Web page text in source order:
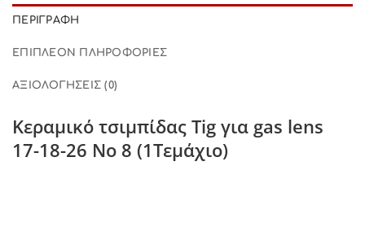
ΠΕΡΙΓΡΑΦΉ
ΕΠΙΠΛΈΟΝ ΠΛΗΡΟΦΟΡΊΕΣ
ΑΞΙΟΛΟΓΉΣΕΙΣ (0)
Κεραμικό τσιμπίδας Tig για gas lens
17-18-26 Νο 8 (1Τεμάχιο)